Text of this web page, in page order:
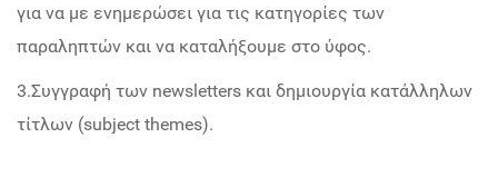
για να με ενημερώσει για τις κατηγορίες των
παραληπτών και να καταλήξουμε στο ύφος.
3.Συγγραφή των newsletters και δημιουργία κατάλληλων
τίτλων (subject themes).